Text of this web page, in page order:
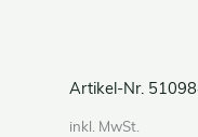
Artikel-Nr.
inkl. MwSt.